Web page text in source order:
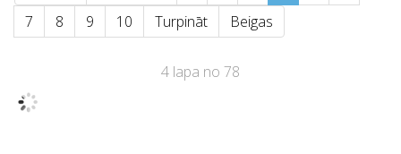
7
8 9 10 Turpināt Beigas
4 lapa no 78